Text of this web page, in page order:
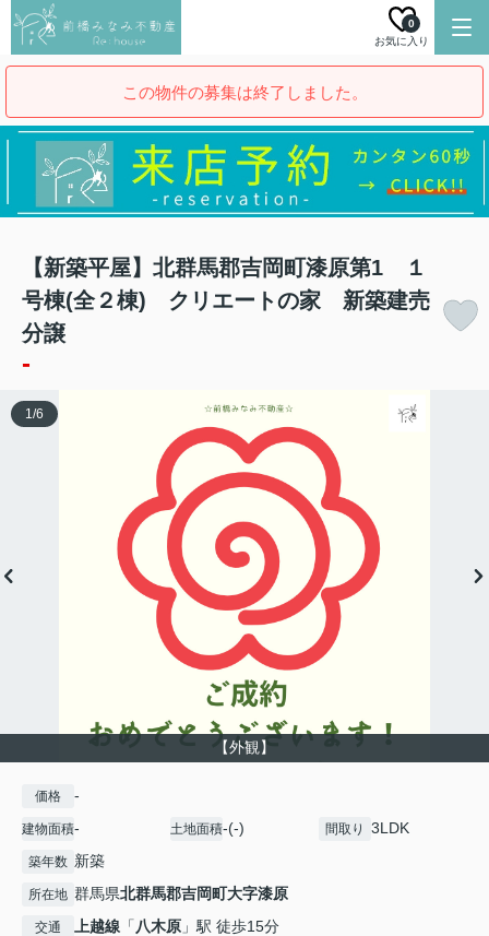
お気に入り
0
この物件の募集は終了しました。
【新築平屋】北群馬郡吉岡町漆原第1 １
号棟(全２棟) クリエートの家 新築建売
分譲
-
【外観】
1/6
価格 -
建物面積- 土地面積-(-) 間取り 3LDK
築年数 新築
所在地 群馬県北群馬郡吉岡町大字漆原
交通 上越線 「 八木原 」駅 徒歩15分